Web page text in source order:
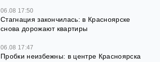
06.08 17:50
Стагнация закончилась: в Красноярске
снова дорожают квартиры
06.08 17:47
Пробки неизбежны: в центре Красноярска